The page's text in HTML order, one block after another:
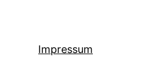
Impressum